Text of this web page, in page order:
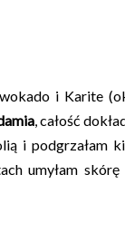
i Karite
, całość
i podgrzałam
umyłam